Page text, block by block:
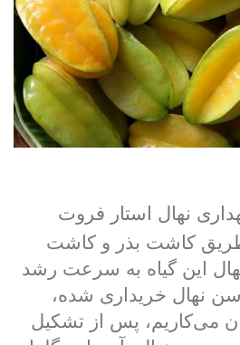
نهال استار فروت
طریق کاشت بذر و کاشت
نهال این گیاه به سرعت رشد
سن نهال خریداری شده،
می‌کاریم، پس از تشکیل